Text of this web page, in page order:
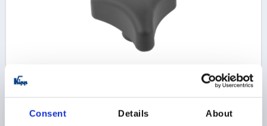
Consent Details About
EMP.ESTRELLA TRES PICOS ERGONÓMICO D=M12
D1=80 H=37, FORMA:K PLÁSTICO, GRIS ANTRACITA
RAL7021, COMP:ACERO
FORMA=K MATERIAL DEL COMPONENTE=ACERO